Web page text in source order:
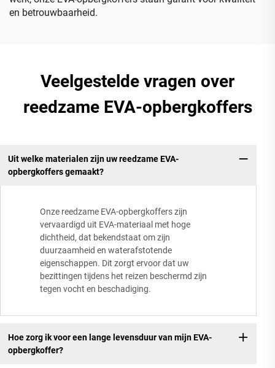
en betrouwbaarheid.
Veelgestelde vragen over
reedzame EVA-opbergkoffers
Uit welke materialen zijn uw reedzame EVA-
opbergkoffers gemaakt?
Onze reedzame EVA-opbergkoffers zijn
vervaardigd uit EVA-materiaal met hoge
dichtheid, dat bekendstaat om zijn
duurzaamheid en waterafstotende
eigenschappen. Dit zorgt ervoor dat uw
bezittingen tijdens het reizen beschermd zijn
tegen vocht en beschadiging.
Hoe zorg ik voor een lange levensduur van mijn EVA-
opbergkoffer?